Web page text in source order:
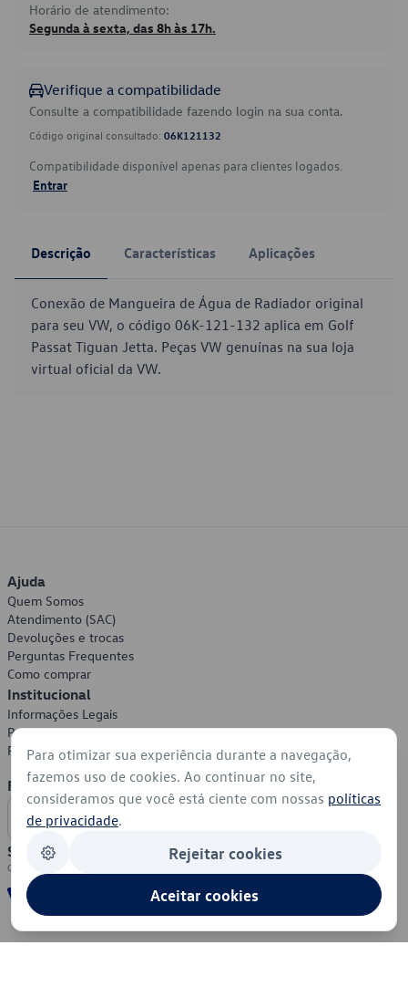
Horário de atendimento:
Segunda à sexta, das 8h às 17h.
Verifique a compatibilidade
Consulte a compatibilidade fazendo login na sua conta.
Código original consultado: 06K121132
Compatibilidade disponível apenas para clientes logados.
Entrar
Descrição Características Aplicações
Conexão de Mangueira de Água de Radiador original
para seu VW, o código 06K-121-132 aplica em Golf
Passat Tiguan Jetta. Peças VW genuínas na sua loja
virtual oficial da VW.
Ajuda
Quem Somos
Atendimento (SAC)
Devoluções e trocas
Perguntas Frequentes
Como comprar
Institucional
Informações Legais
Política de Privacidade
Política de Cookies
Formas de Pagamento
Segurança
Para otimizar sua experiência durante a navegação,
fazemos uso de cookies. Ao continuar no site,
consideramos que você está ciente com nossas políticas
de privacidade.
Rejeitar cookies
Aceitar cookies